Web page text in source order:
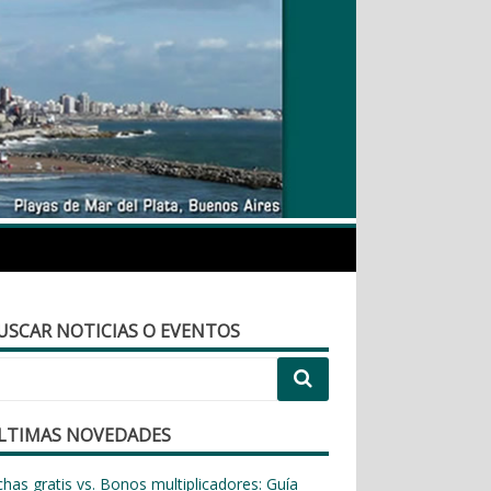
NOTICIAS O EVENTOS
NOVEDADES
gratis vs. Bonos multiplicadores: Guía